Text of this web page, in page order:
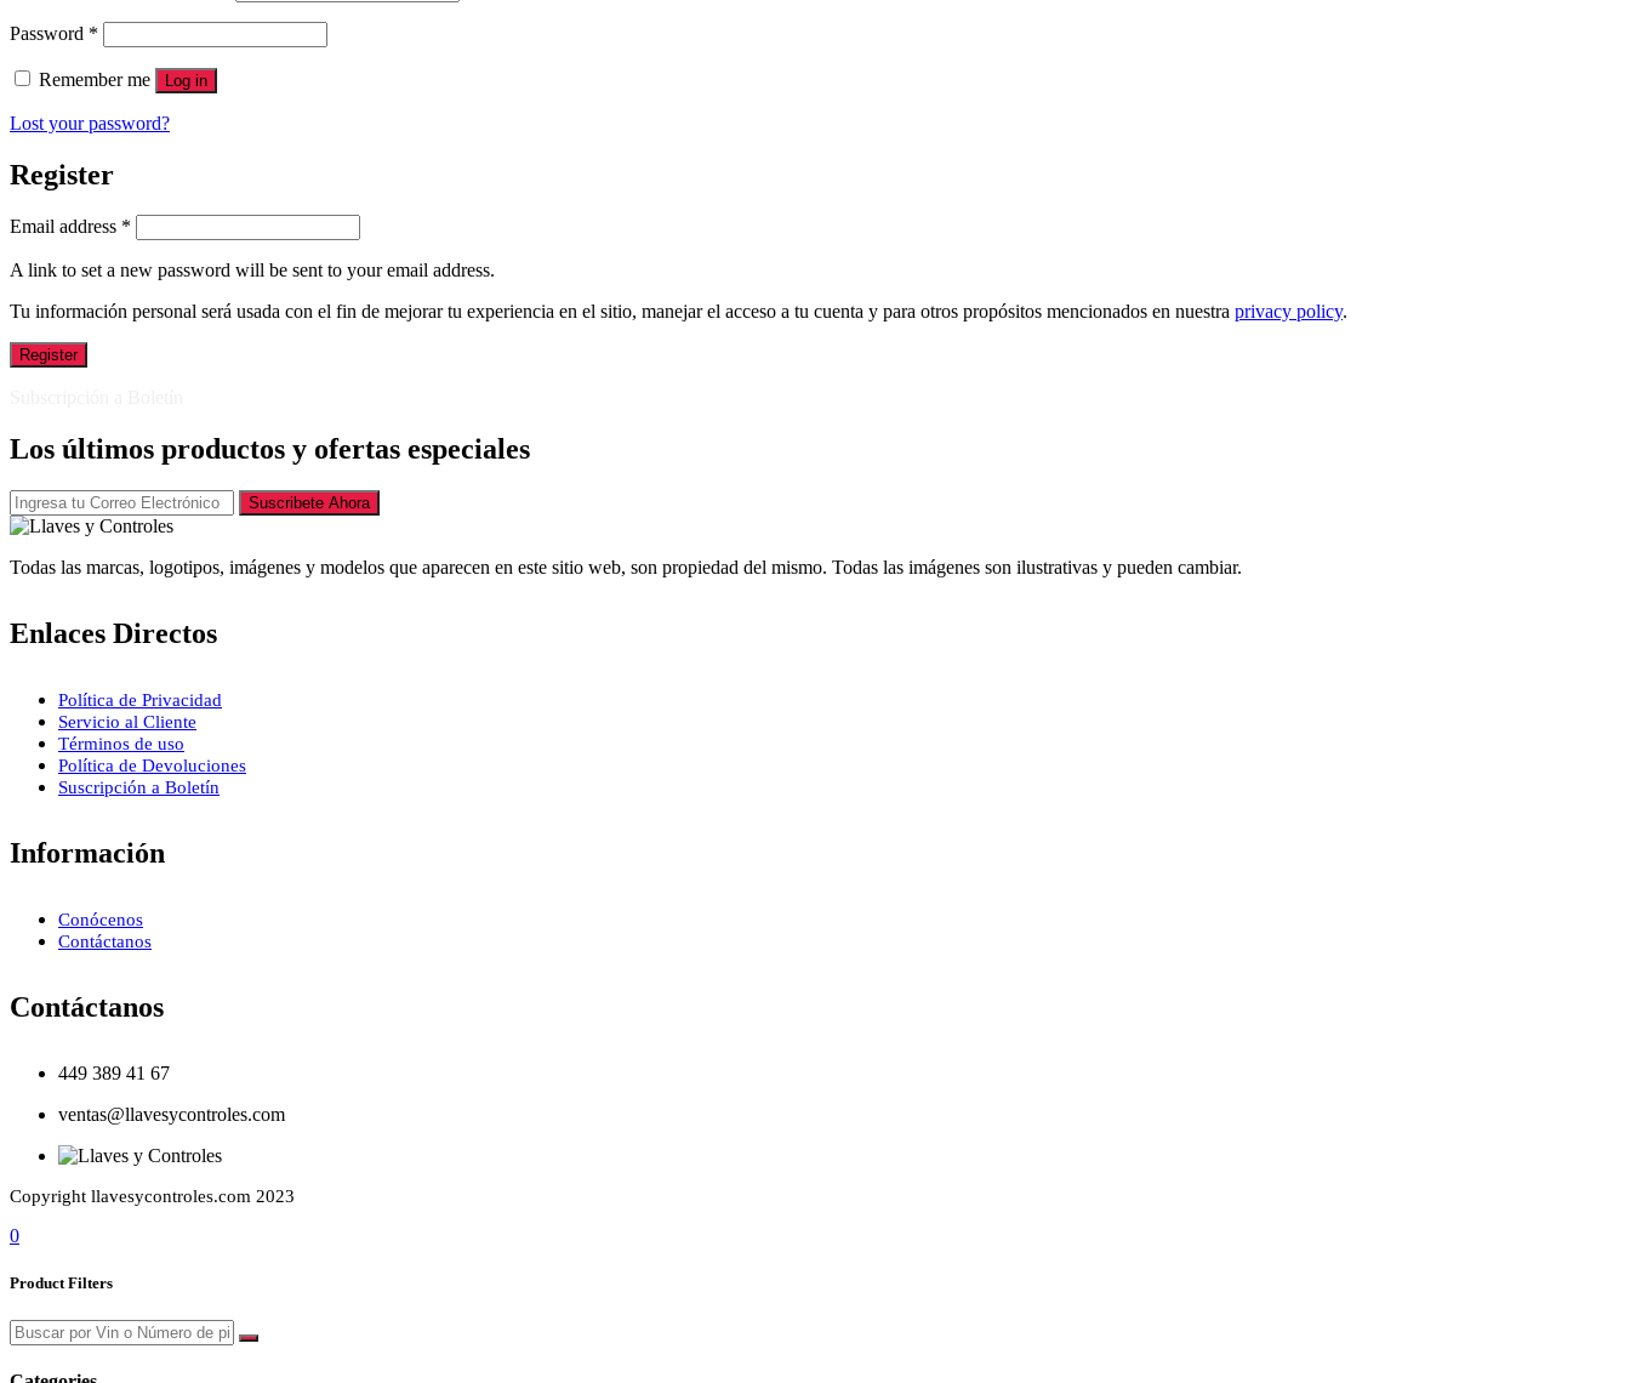
Password *
Remember me Log in
Lost your password?
Register
Email address *
A link to set a new password will be sent to your email address.
Tu información personal será usada con el fin de mejorar tu experiencia en el sitio, manejar el acceso a tu cuenta y para otros propósitos mencionados en nuestra privacy policy.
Register
Los últimos productos y ofertas especiales
Suscribete Ahora
Todas las marcas, logotipos, imágenes y modelos que aparecen en este sitio web, son propiedad del mismo. Todas las imágenes son ilustrativas y pueden cambiar.
Enlaces Directos
Política de Privacidad
Servicio al Cliente
Términos de uso
Política de Devoluciones
Suscripción a Boletín
Información
Conócenos
Contáctanos
Contáctanos
449 389 41 67
ventas@llavesycontroles.com
Copyright llavesycontroles.com 2023
0
Product Filters